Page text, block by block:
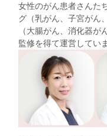
女性のがん患者さんた
グ（乳がん、子宮がん
（大腸がん、消化器がん
監修を得て運営してい